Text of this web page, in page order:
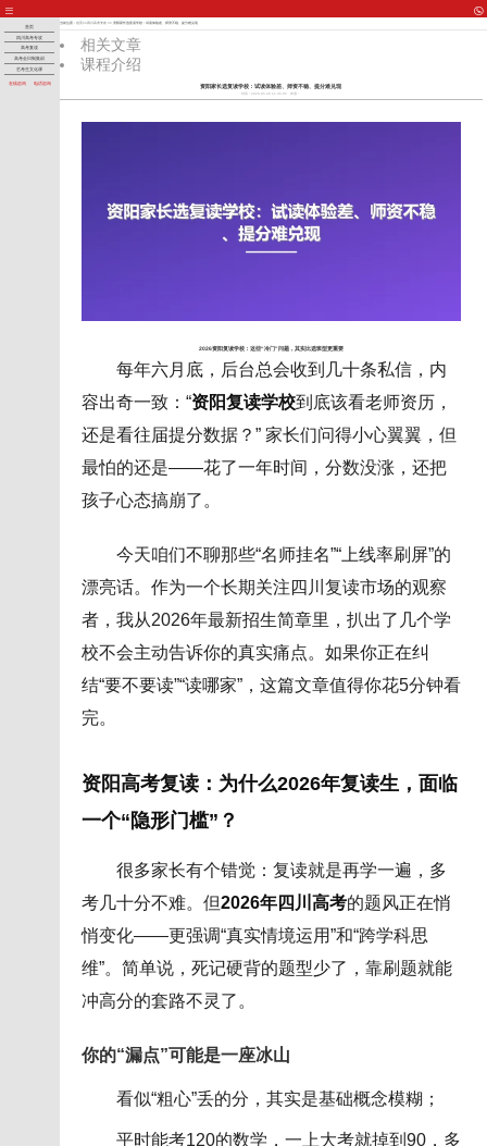
首页
四川高考专攻
高考复读
高考全日制集训
艺考生文化课
在线咨询 电话咨询
当前位置： 首页 >>四川高考专攻>> 资阳家长选复读学校：试读体验差、师资不稳、提分难兑现
相关文章
课程介绍
资阳家长选复读学校：试读体验差、师资不稳、提分难兑现
时间：2026-05-30 11:45:05 来源：
2026资阳复读学校：这些“冷门”问题，其实比选班型更重要
每年六月底，后台总会收到几十条私信，内
容出奇一致：“资阳复读学校到底该看老师资历，
还是看往届提分数据？” 家长们问得小心翼翼，但
最怕的还是——花了一年时间，分数没涨，还把
孩子心态搞崩了。
今天咱们不聊那些“名师挂名”“上线率刷屏”的
漂亮话。作为一个长期关注四川复读市场的观察
者，我从2026年最新招生简章里，扒出了几个学
校不会主动告诉你的真实痛点。如果你正在纠
结“要不要读”“读哪家”，这篇文章值得你花5分钟看
完。
资阳高考复读：为什么2026年复读生，面临
一个“隐形门槛”？
很多家长有个错觉：复读就是再学一遍，多
考几十分不难。但2026年四川高考的题风正在悄
悄变化——更强调“真实情境运用”和“跨学科思
维”。简单说，死记硬背的题型少了，靠刷题就能
冲高分的套路不灵了。
你的“漏点”可能是一座冰山
看似“粗心”丢的分，其实是基础概念模糊；
平时能考120的数学，一上大考就掉到90，多